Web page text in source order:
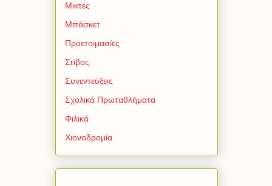
Μικτές
Μπάσκετ
Προετοιμασίες
Στίβος
Συνεντεύξεις
Σχολικά Πρωταθλήματα
Φιλικά
Χιονοδρομία